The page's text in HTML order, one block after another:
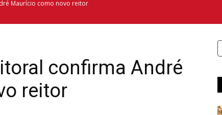
Maurício como novo reitor
confirma André
reitor